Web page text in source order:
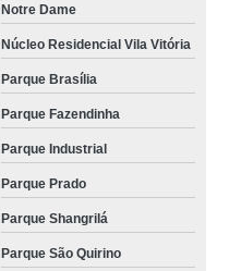
Notre Dame
Núcleo Residencial Vila Vitória
Parque Brasília
Parque Fazendinha
Parque Industrial
Parque Prado
Parque Shangrilá
Parque São Quirino